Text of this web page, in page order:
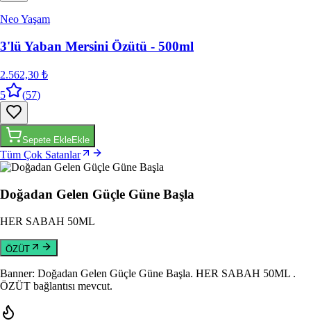
Neo Yaşam
3'lü Yaban Mersini Özütü - 500ml
2.562,30 ₺
5
(57)
Sepete EkleEkle
Tüm Çok Satanlar
Doğadan Gelen Güçle Güne Başla
HER SABAH 50ML
ÖZÜT
Banner: Doğadan Gelen Güçle Güne Başla. HER SABAH 50ML .
ÖZÜT bağlantısı mevcut.